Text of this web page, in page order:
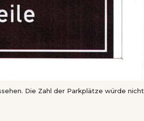
Die Zahl der Parkplätze würde nicht